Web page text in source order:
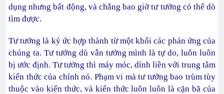
dụng nhưng bất động, và chẳng bao giờ tư tưởng có thể dò
tìm được.
Tư tưởng là ký ức hợp thành từ một khối các phản ứng của
chúng ta. Tư tưởng dù vẫn tưởng mình là tự do, luôn luôn
bị ước định. Tư tưởng thì máy móc, dính liền với trung tâm
kiến thức của chính nó. Phạm vi mà tư tưởng bao trùm tùy
thuộc vào kiến thức, và kiến thức luôn luôn là cặn bã của